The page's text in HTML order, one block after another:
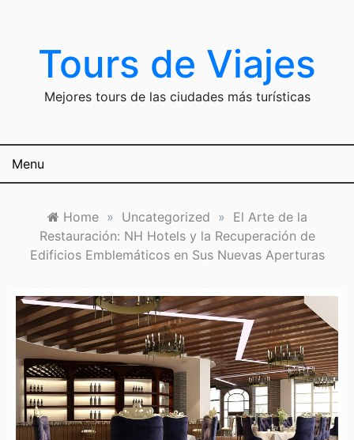
contentTours de Viajes
Mejores tours de las ciudades más turísticas
Menu
Home » Uncategorized » El Arte de la
Restauración: NH Hotels y la Recuperación de
Edificios Emblemáticos en Sus Nuevas Aperturas